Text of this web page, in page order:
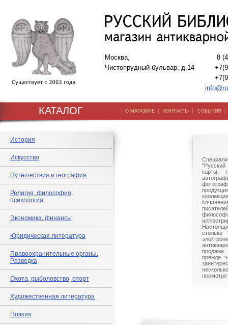
Москва,
Чистопрудный бульвар, д.14
8
КАТАЛОГ | О МАГАЗИНЕ | КОНТАКТЫ | СОБЫТИЯ
История
Искусство
Путешествия и география
Религия, философия,
психология
Экономика, финансы
Юридическая литература
Правоохранительные органы.
Разведка
Охота, рыболовство, спорт
Художественная литература
Поэзия
"Русский
карты,
столько
прежде